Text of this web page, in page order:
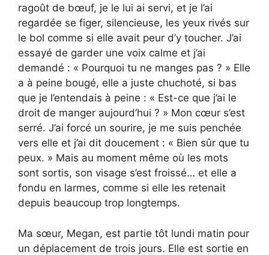
ragoût de bœuf, je le lui ai servi, et je l’ai
regardée se figer, silencieuse, les yeux rivés sur
le bol comme si elle avait peur d’y toucher. J’ai
essayé de garder une voix calme et j’ai
demandé : « Pourquoi tu ne manges pas ? » Elle
a à peine bougé, elle a juste chuchoté, si bas
que je l’entendais à peine : « Est-ce que j’ai le
droit de manger aujourd’hui ? » Mon cœur s’est
serré. J’ai forcé un sourire, je me suis penchée
vers elle et j’ai dit doucement : « Bien sûr que tu
peux. » Mais au moment même où les mots
sont sortis, son visage s’est froissé… et elle a
fondu en larmes, comme si elle les retenait
depuis beaucoup trop longtemps.
Ma sœur, Megan, est partie tôt lundi matin pour
un déplacement de trois jours. Elle est sortie en